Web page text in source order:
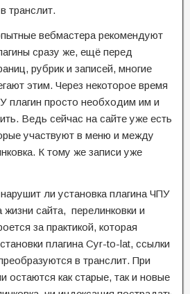
транслит.
вебмастера рекомендуют
сразу же, ещё перед
рубрик и записей, многие
этим. Через некоторое время
плагин просто необходим им и
Ведь сейчас на сайте уже есть
участвуют в меню и между
К тому же записи уже
ли установка плагина ЧПУ
сайта, перелинковки и
за практикой, которая
плагина Cyr-to-lat, ссылки
в транслит. При
остаются как старые, так и новые